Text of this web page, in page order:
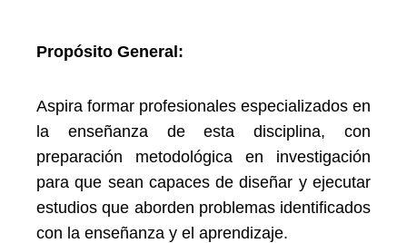
Propósito General:
Aspira formar profesionales especializados en
la enseñanza de esta disciplina, con
preparación metodológica en investigación
para que sean capaces de diseñar y ejecutar
estudios que aborden problemas identificados
con la enseñanza y el aprendizaje.